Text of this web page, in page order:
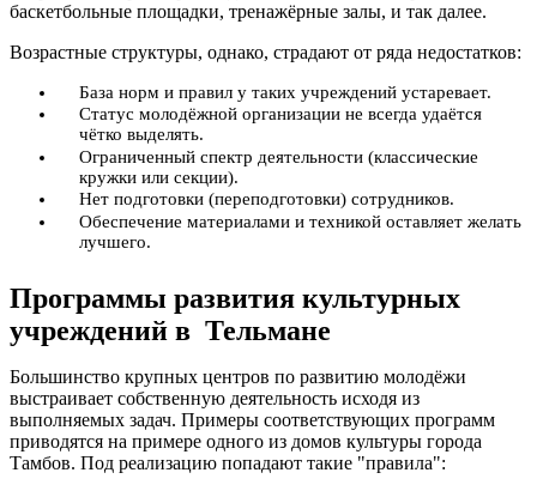
баскетбольные площадки, тренажёрные залы, и так далее.
Возрастные структуры, однако, страдают от ряда недостатков:
База норм и правил у таких учреждений устаревает.
Статус молодёжной организации не всегда удаётся
чётко выделять.
Ограниченный спектр деятельности (классические
кружки или секции).
Нет подготовки (переподготовки) сотрудников.
Обеспечение материалами и техникой оставляет желать
лучшего.
Программы развития культурных
учреждений в Тельмане
Большинство крупных центров по развитию молодёжи
выстраивает собственную деятельность исходя из
выполняемых задач. Примеры соответствующих программ
приводятся на примере одного из домов культуры города
Тамбов. Под реализацию попадают такие "правила":